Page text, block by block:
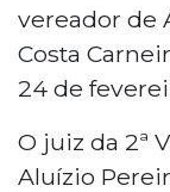
vereador de
Costa
24 de
O juiz da 2ª
Aluízio